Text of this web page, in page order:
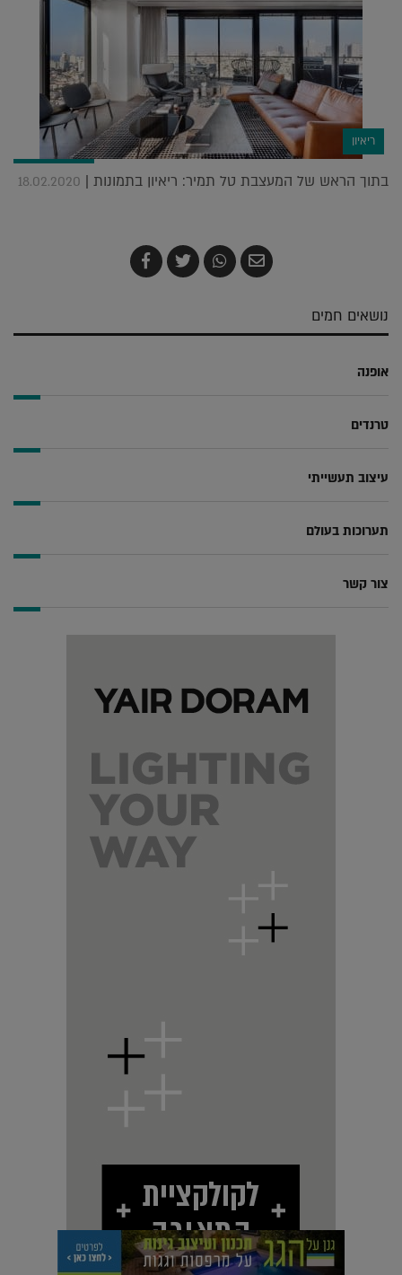
ריאיון
בתוך הראש של המעצבת טל תמיר: ריאיון בתמונות | 18.02.2020
שלח
בדואר
שתף
ב-
צייץ
ב-
שתף
ב-
נושאים חמים
אופנה
טרנדים
עיצוב תעשייתי
תערוכות בעולם
צור קשר